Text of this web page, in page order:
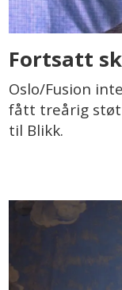
Fortsatt
Oslo/Fusion
fått treårig
til Blikk.